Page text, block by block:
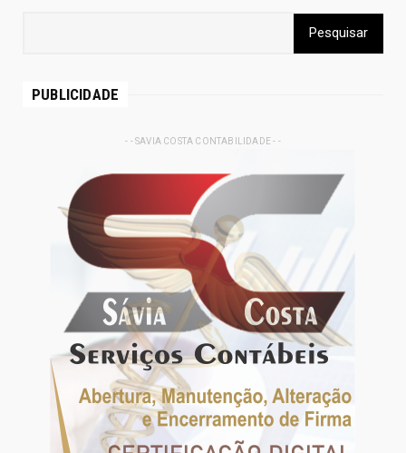
PUBLICIDADE
- - SAVIA COSTA CONTABILIDADE - -